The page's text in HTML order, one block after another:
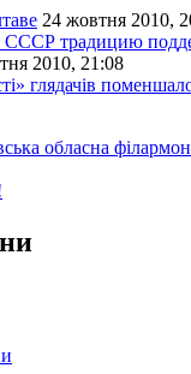
24 жовтня 2010,
традицию
2010, 21:08
глядачів
обласна